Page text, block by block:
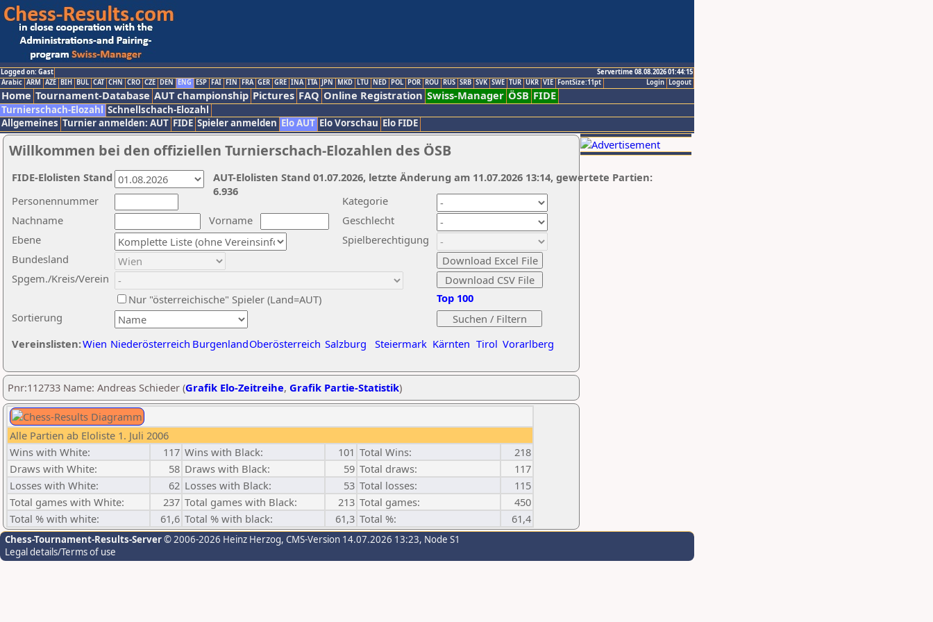
Logged on: Gast
Servertime 08.08.2026 01:44:15
Logout
Login
Arabic ARM AZE BIH BUL CAT CHN CRO CZE DEN ENG ESP FAI FIN FRA GER GRE INA ITA JPN MKD LTU NED POL POR ROU RUS SRB SVK SWE TUR UKR VIE FontSize:11pt
Home Tournament-Database AUT championship Pictures FAQ Online Registration Swiss-Manager ÖSB FIDE
Turnierschach-Elozahl Schnellschach-Elozahl
Allgemeines Turnier anmelden: AUT FIDE Spieler anmelden Elo AUT Elo Vorschau Elo FIDE
Willkommen bei den offiziellen Turnierschach-Elozahlen des ÖSB
Nachname
Vorname
Ebene
Kategorie
Sortierung
Personennummer
Bundesland
Spgem./Kreis/Verein
Geschlecht
Nur "österreichische" Spieler (Land=AUT)
Spielberechtigung
Vereinslisten:Wien Niederösterreich BurgenlandOberösterreich Salzburg Steiermark Kärnten Tirol Vorarlberg
Top 100
AUT-Elolisten Stand 01.07.2026, letzte Änderung am 11.07.2026 13:14, gewertete Partien:
6.936
FIDE-Elolisten Stand
Pnr:112733 Name: Andreas Schieder (Grafik Elo-Zeitreihe, Grafik Partie-Statistik)
Alle Partien ab Eloliste 1. Juli 2006
Wins with White:
117 Wins with Black: 101 Total Wins:
218
Draws with White:
58 Draws with Black: 59 Total draws:
117
Losses with White:
62 Losses with Black: 53 Total losses:
115
Total games with White:
237 Total games with Black: 213 Total games:
450
Total % with white:
61,6 Total % with black: 61,3 Total %: 61,4
Chess-Tournament-Results-Server© 2006-2026 Heinz Herzog, CMS-Version 14.07.2026 13:23, Node S1
Legal details/Terms of use